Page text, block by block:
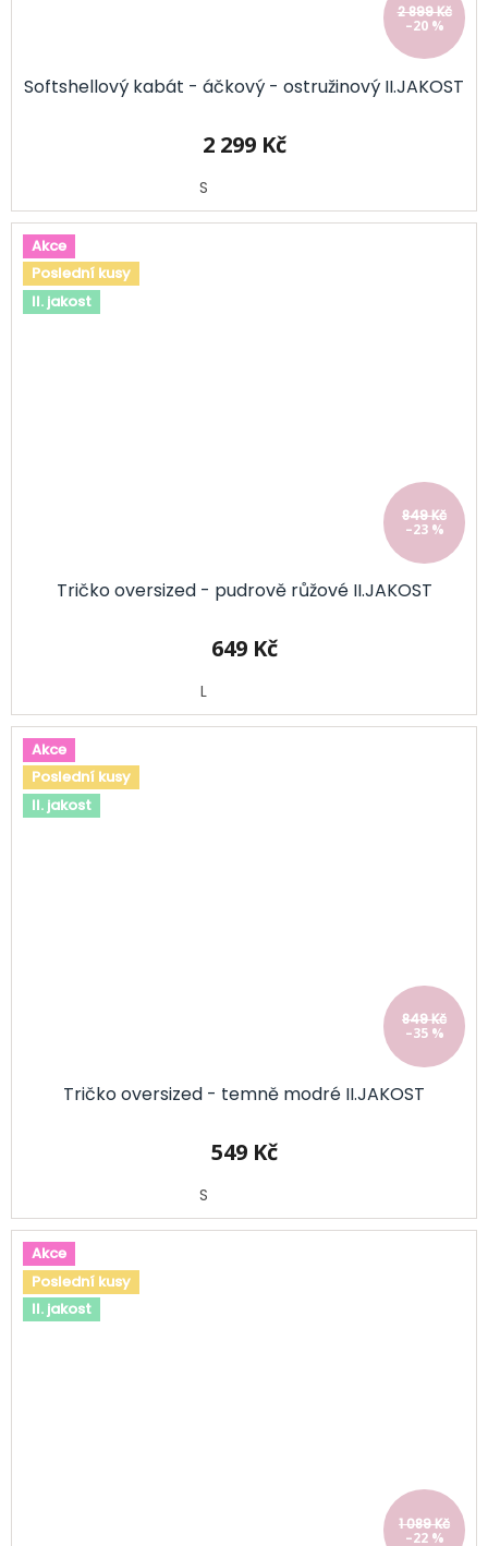
2 899 Kč
–20 %
Softshellový kabát - áčkový - ostružinový II.JAKOST
2 299 Kč
S
Akce
Poslední kusy
II. jakost
849 Kč
–23 %
Tričko oversized - pudrově růžové II.JAKOST
649 Kč
L
Akce
Poslední kusy
II. jakost
849 Kč
–35 %
Tričko oversized - temně modré II.JAKOST
549 Kč
S
Akce
Poslední kusy
II. jakost
1 089 Kč
–22 %